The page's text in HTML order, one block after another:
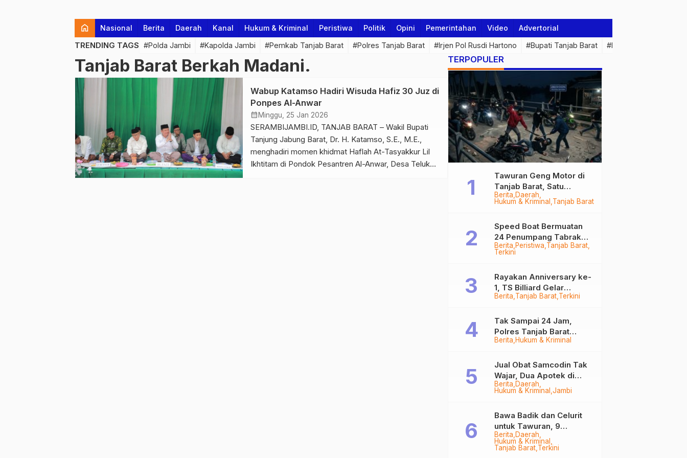
home Nasional Berita Daerah Kanal Hukum & Kriminal Peristiwa Politik Opini Pemerintahan Video Advertorial
TRENDING TAGS #Polda Jambi #Kapolda Jambi #Pemkab Tanjab Barat #Polres Tanjab Barat #Irjen Pol Rusdi Hartono #Bupati Tanjab Barat #Pemprov Jambi
Tanjab Barat Berkah Madani.
Wabup Katamso Hadiri Wisuda Hafiz 30 Juz di
Ponpes Al-Anwar
calendar_month Minggu, 25 Jan 2026
SERAMBIJAMBI.ID, TANJAB BARAT – Wakil Bupati
Tanjung Jabung Barat, Dr. H. Katamso, S.E., M.E.,
menghadiri momen khidmat Haflah At-Tasyakkur Lil
Ikhtitam di Pondok Pesantren Al-Anwar, Desa Teluk
TERPOPULER
Berita Daerah
Hukum & Kriminal Tanjab Barat
Tawuran Geng Motor di
Tanjab Barat, Satu
Remaja Kritis Dibacok, 3
Pelaku Ditangkap
Berita Peristiwa Tanjab Barat
Terkini
Speed Boat Bermuatan
24 Penumpang Tabrak
Togok di Kuala Tungkal,
Berita Tanjab Barat Terkini
Rayakan Anniversary ke-
1, TS Billiard Gelar
Turnamen 9 Ball
Berita Hukum & Kriminal
Tak Sampai 24 Jam,
Polres Tanjab Barat
Ringkus Komplotan
Tungkal
Berita Daerah
Hukum & Kriminal Jambi
Jual Obat Samcodin Tak
Wajar, Dua Apotek di
Tanjab Barat Disegel
Berita Daerah
Hukum & Kriminal
Tanjab Barat Terkini
Bawa Badik dan Celurit
untuk Tawuran, 9
Anggota Geng Motor di
Tanjab Barat Diringkus